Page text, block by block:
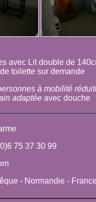
avec Lit double de
toilette sur demande
à mobilité
adaptéeavec douche
75 37 30 99
- Normandie -